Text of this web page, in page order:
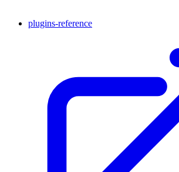
plugins-reference